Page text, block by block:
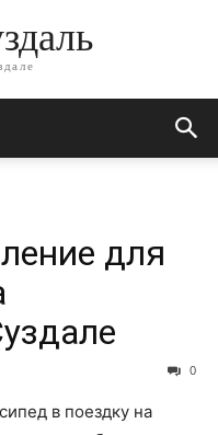
для
0
в поездку на